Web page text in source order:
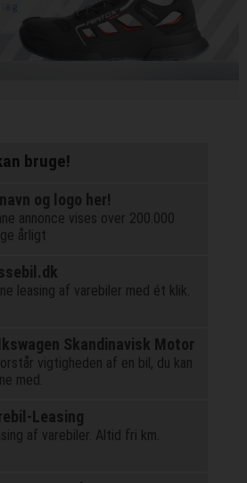
bruge!
og logo her!
annonce vises over 200.000
årligt
leasing af varebiler med ét klik.
Skandinavisk Motor
vigtigheden af en bil, du kan
med.
Leasing
af varebiler. Altid fri km.